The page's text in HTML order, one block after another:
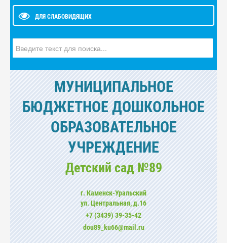
ДЛЯ СЛАБОВИДЯЩИХ
МУНИЦИПАЛЬНОЕ
БЮДЖЕТНОЕ ДОШКОЛЬНОЕ
ОБРАЗОВАТЕЛЬНОЕ
УЧРЕЖДЕНИЕ
Детский сад №89
г. Каменск-Уральский
ул. Центральная, д.16
+7 (3439) 39-35-42
dou89_ku66@mail.ru